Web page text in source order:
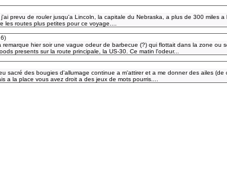
prevu de rouler jusqu'a Lincoln, la capitale du Nebraska, a plus de 300 miles
les routes plus petites pour ce voyage....
)
remarque hier soir une vague odeur de barbecue (?) qui flottait dans la zone ou
presents sur la route principale, la US-30. Ce matin l'odeur...
sacré des bougies d'allumage continue a m'attirer et a me donner des ailes
a la place vous avez droit a des jeux de mots pourris....